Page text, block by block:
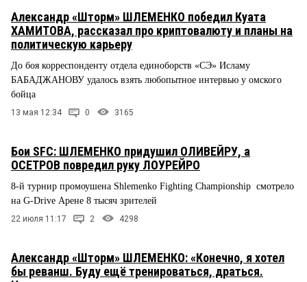
Александр «Шторм» ШЛЕМЕНКО победил Куата
ХАМИТОВА, рассказал про криптовалюту и планы на
политическую карьеру
До боя корреспонденту отдела единоборств «СЭ» Исламу
БАБАДЖАНОВУ удалось взять любопытное интервью у омского
бойца
13 мая 12:34 0 3165
Бои SFC: ШЛЕМЕНКО придушил ОЛИВЕЙРУ, а
ОСЕТРОВ повредил руку ЛОУРЕЙРО
8-й турнир промоушена Shlemenko Fighting Championship смотрело
на G-Drive Арене 8 тысяч зрителей
22 июля 11:17 2 4298
Александр «Шторм» ШЛЕМЕНКО: «Конечно, я хотел
бы реванш. Буду ещё тренироваться, драться.